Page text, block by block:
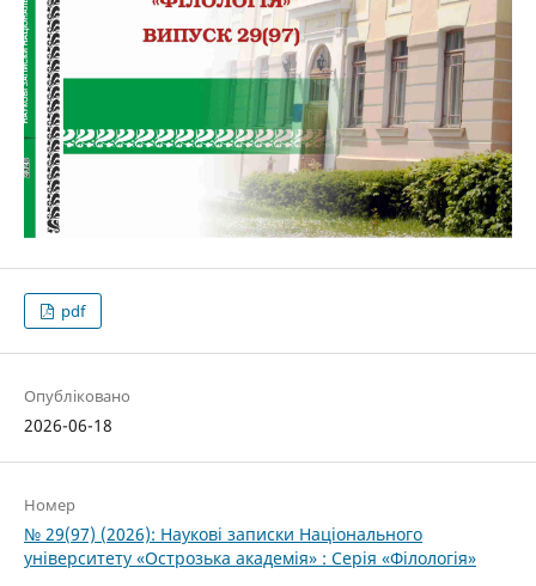
pdf
Опубліковано
2026-06-18
Номер
№ 29(97) (2026): Наукові записки Національного
університету «Острозька академія» : Серія «Філологія»